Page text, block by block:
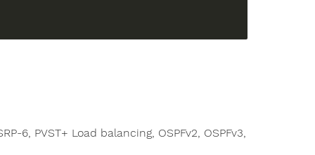
6, PVST+ Load balancing, OSPFv2, OSPFv3,